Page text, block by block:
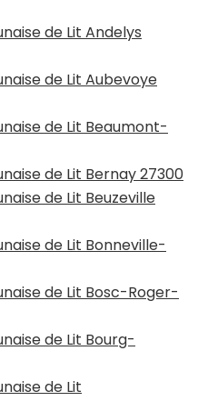
de Lit Andelys
de Lit Aubevoye
de Lit Beaumont-
de Lit Bernay 27300
de Lit Beuzeville
de Lit Bonneville-
de Lit Bosc-Roger-
de Lit Bourg-
de Lit